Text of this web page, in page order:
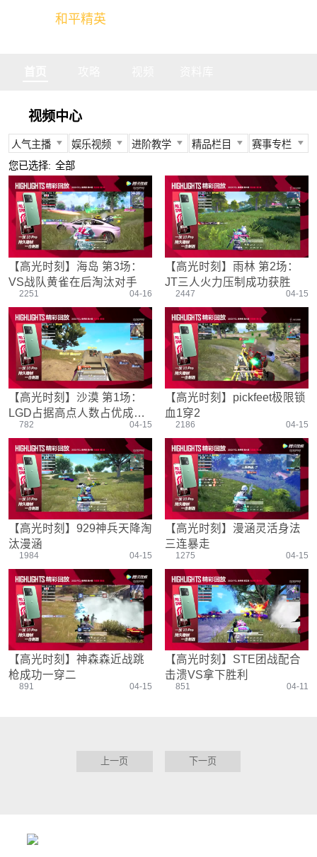
和平精英
视频中心
人气主播 娱乐视频 进阶教学 精品栏目 赛事专栏
所有
不求人
柔柔
难言
冬季
奇怪君
艺帝帝
晚玉
娱乐精英
情感电台
真人搞笑
带妹大作战
我的憨队友
身法教学
武器装备
资源分布
操作意识
刚枪技巧
野点发育
载具解析
游戏设置
压枪教学
落地选择
官方视频
燃烧吧大局观
盒子有话说
快来扶我
作死鸽
精英测评师
精英操作篇
主播搞笑篇
欢乐时刻
盒平老中医
防弹铁头团
PEC
PEL
TGA
PEGI
其他赛事
战队选手
赛事回放
精彩集锦
您已选择: 全部
【高光时刻】海岛 第3场：
VS战队黄雀在后淘汰对手
2251 04-16
【高光时刻】雨林 第2场：
JT三人火力压制成功获胜
2447 04-15
【高光时刻】沙漠 第1场：
LGD占据高点人数占优成功
获胜
782 04-15
【高光时刻】pickfeet极限锁
血1穿2
2186 04-15
【高光时刻】929神兵天降淘
汰漫涵
1984 04-15
【高光时刻】漫涵灵活身法
三连暴走
1275 04-15
【高光时刻】神森森近战跳
枪成功一穿二
891 04-15
【高光时刻】STE团战配合
击溃VS拿下胜利
851 04-11
上一页 下一页